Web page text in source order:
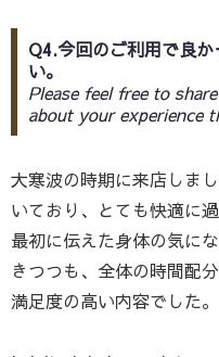
Q4.今回のご利用で良
い。
Please feel free to
about your experience
大寒波の時期に来店しま
いており、とても快適に
最初に伝えた身体の気に
きつつも、全体の時間配
満足度の高い内容でした。